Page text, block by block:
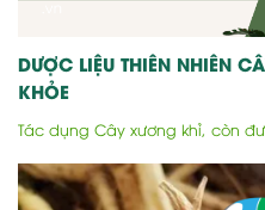
DƯỢC LIỆU THIÊN NHIÊN
KHỎE
Tác dụng Cây xương khỉ, còn